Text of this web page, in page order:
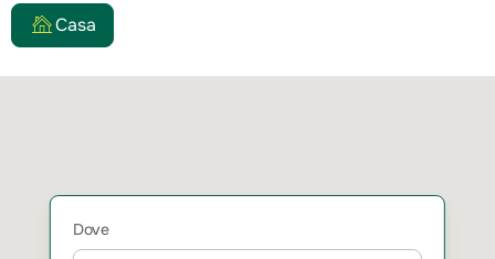
Casa
Dove